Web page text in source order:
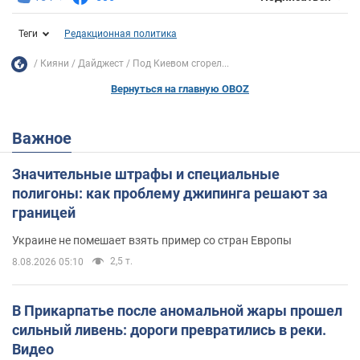
Теги Редакционная политика
Кияни Дайджест Под Киевом сгорел...
Вернуться на главную OBOZ
Важное
Значительные штрафы и специальные
полигоны: как проблему джипинга решают за
границей
Украине не помешает взять пример со стран Европы
8.08.2026 05:10 2,5 т.
В Прикарпатье после аномальной жары прошел
сильный ливень: дороги превратились в реки.
Видео